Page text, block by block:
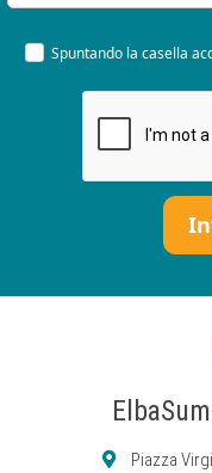
Spuntando la casella
Piazza